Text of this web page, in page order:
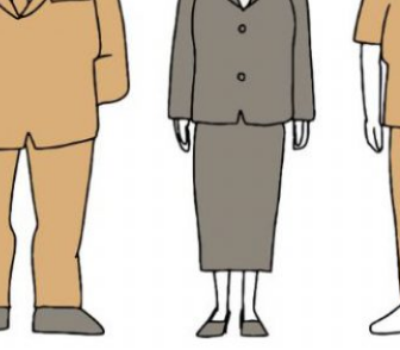
育児介護休業給付金
健診サービス
健診アシスタント
ウォームビズ WEB面接
来社面接 オンライン面接
対面面接